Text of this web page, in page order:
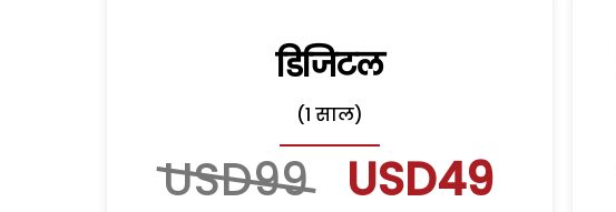
डिजिटल
(1 साल)
USD99 USD49